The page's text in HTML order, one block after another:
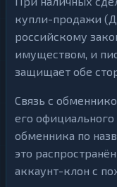
купли-продажи
российскому
имуществом, и
защищает обе
Связь с
его
обменника по
это
аккаунт-клон с